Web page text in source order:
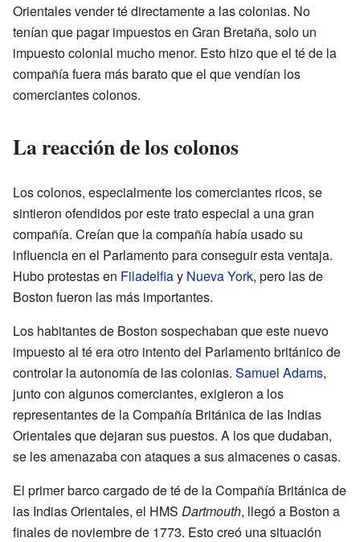
Orientales vender té directamente a las colonias. No
tenían que pagar impuestos en Gran Bretaña, solo un
impuesto colonial mucho menor. Esto hizo que el té de la
compañía fuera más barato que el que vendían los
comerciantes colonos.
La reacción de los colonos
Los colonos, especialmente los comerciantes ricos, se
sintieron ofendidos por este trato especial a una gran
compañía. Creían que la compañía había usado su
influencia en el Parlamento para conseguir esta ventaja.
Hubo protestas en Filadelfiay Nueva York, pero las de
Boston fueron las más importantes.
Los habitantes de Boston sospechaban que este nuevo
impuesto al té era otro intento del Parlamento británico de
controlar la autonomía de las colonias. Samuel Adams,
junto con algunos comerciantes, exigieron a los
representantes de la Compañía Británica de las Indias
Orientales que dejaran sus puestos. A los que dudaban,
se les amenazaba con ataques a sus almacenes o casas.
El primer barco cargado de té de la Compañía Británica de
las Indias Orientales, el HMS Dartmouth, llegó a Boston a
finales de noviembre de 1773. Esto creó una situación